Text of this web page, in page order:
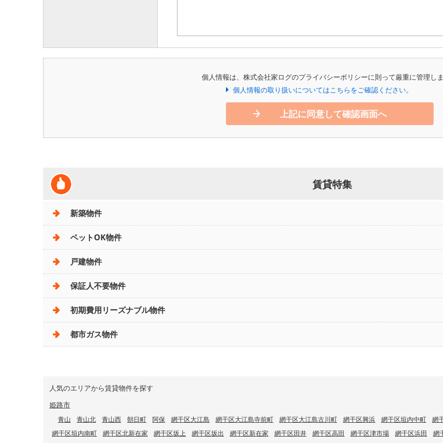
個人情報は、株式会社家ログのプライバシーポリシーに則って厳重に管理し
個人情報の取り扱いについてはこちらをご確認ください。
上記に同意して確認画面へ
賃貸特集
新築物件
ペットOK物件
戸建物件
保証人不要物件
初期費用リーズナブル物件
都市ガス物件
人気のエリアから賃貸物件を探す
姫路市
青山 青山北 青山西 朝日町 阿保 網干区大江島 網干区大江島寺前町 網干区大江島古川町 網干区興浜 網干区垣内中町
網
網干区垣内南町
網干区北新在家 網干区坂上 網干区坂出 網干区新在家 網干区田井 網干区高田 網干区津市場 網干区浜田
網